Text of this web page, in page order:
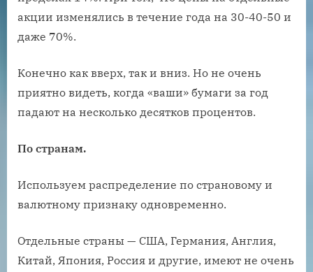
акции изменялись в течение года на 30-40-50 и
даже 70%.
Конечно как вверх, так и вниз. Но не очень
приятно видеть, когда «ваши» бумаги за год
падают на несколько десятков процентов.
По странам.
Используем распределение по страновому и
валютному признаку одновременно.
Отдельные страны — США, Германия, Англия,
Китай, Япония, Россия и другие, имеют не очень